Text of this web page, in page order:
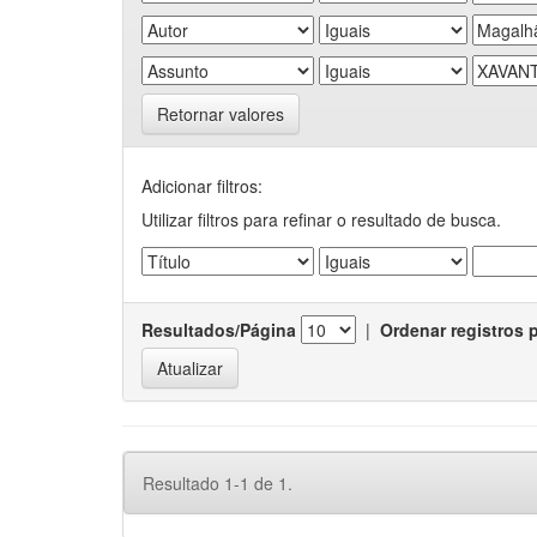
Retornar valores
Adicionar filtros:
Utilizar filtros para refinar o resultado de busca.
Resultados/Página | Ordenar registros
Resultado 1-1 de 1.